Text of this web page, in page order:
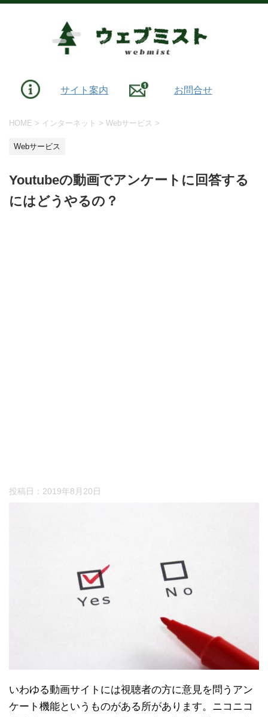
サイト案内 お問合せ
HOME > インターネット > Webサービス >
Webサービス
Youtubeの動画でアンケートに回答する
にはどうやるの？
投稿日： 2019年8月20日
いわゆる動画サイトには視聴者の方に意見を問うアン
ケート機能というものがある所があります。ニコニコ